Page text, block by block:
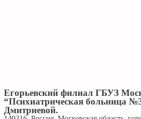
Егорьевский филиал ГБУЗ
“Психиатрическая больница
Дмитриевой.